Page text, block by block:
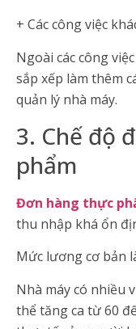
+ Các công việc
Ngoài các công
sắp xếp làm thêm
quản lý nhà máy.
3. Chế độ
phẩm
Đơn hàng thực
thu nhập khá ổn
Mức lương cơ bản
Nhà máy có nhiều
thể tăng ca từ 60